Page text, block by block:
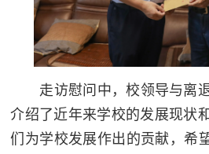
走访慰问中，校领导与离
介绍了近年来学校的发展现状
们为学校发展作出的贡献，希